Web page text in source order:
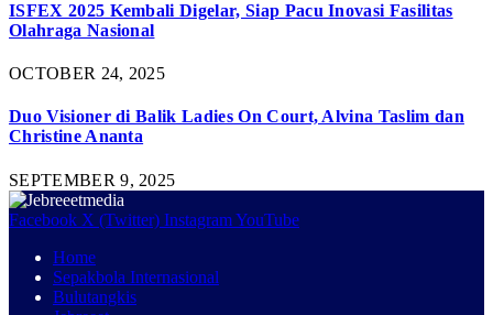
ISFEX 2025 Kembali Digelar, Siap Pacu Inovasi Fasilitas
Olahraga Nasional
OCTOBER 24, 2025
Duo Visioner di Balik Ladies On Court, Alvina Taslim dan
Christine Ananta
SEPTEMBER 9, 2025
Facebook X (Twitter) InstagramYouTube
Home
Sepakbola Internasional
Bulutangkis